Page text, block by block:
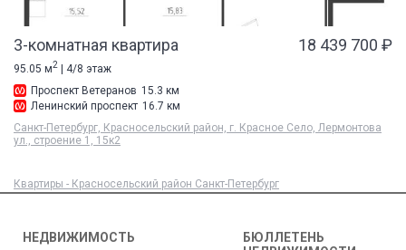
3-комнатная квартира 18 439 700 ₽
95.05 м2 | 4/8 этаж
Проспект Ветеранов 15.3 км
Ленинский проспект 16.7 км
Санкт-Петербург, Красносельский район, г. Красное Село, Лермонтова
ул., строение 1, 15к2
Квартиры - Красносельский район Санкт-Петербург
НЕДВИЖИМОСТЬ
БЮЛЛЕТЕНЬ